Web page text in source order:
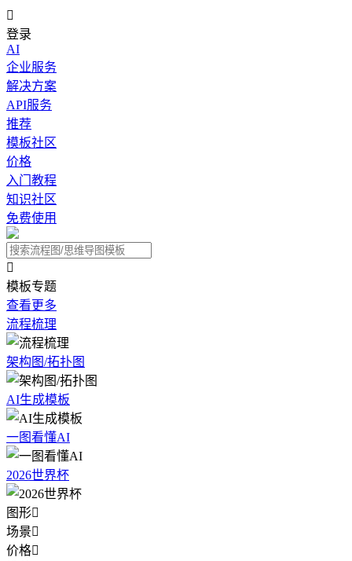

登录
AI
企业服务
解决方案
API服务
推荐
模板社区
价格
入门教程
知识社区
免费使用

模板专题
查看更多
流程梳理
架构图/拓扑图
AI生成模板
一图看懂AI
2026世界杯
图形
场景
价格